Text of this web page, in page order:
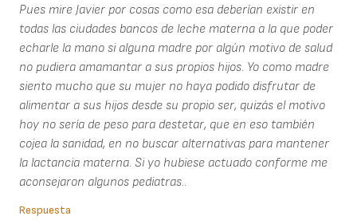
Pues mire Javier por cosas como esa deberían existir en
todas las ciudades bancos de leche materna a la que poder
echarle la mano si alguna madre por algún motivo de salud
no pudiera amamantar a sus propios hijos. Yo como madre
siento mucho que su mujer no haya podido disfrutar de
alimentar a sus hijos desde su propio ser, quizás el motivo
hoy no sería de peso para destetar, que en eso también
cojea la sanidad, en no buscar alternativas para mantener
la lactancia materna. Si yo hubiese actuado conforme me
aconsejaron algunos pediatras..
Respuesta